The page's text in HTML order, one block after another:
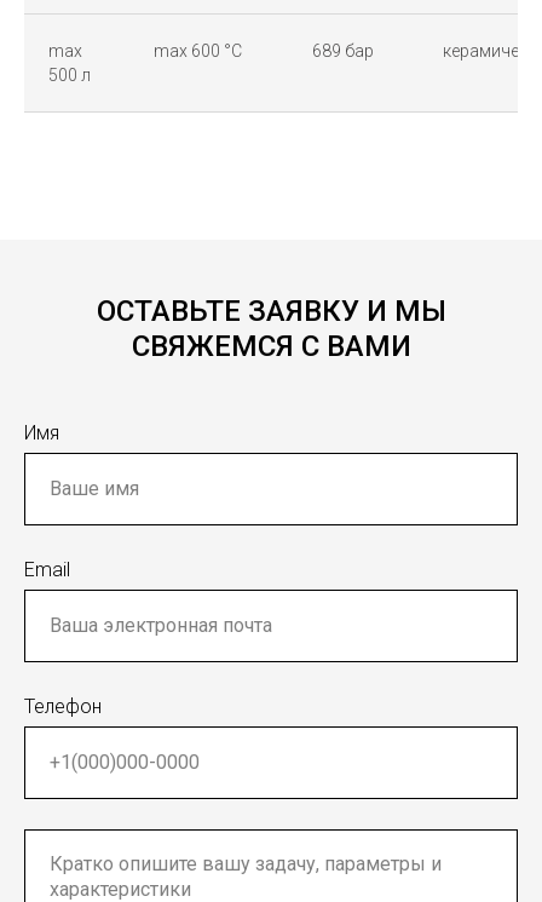
max
500 л
max 600 °C 689 бар
ОСТАВЬТЕ ЗАЯВКУ И МЫ
СВЯЖЕМСЯ С ВАМИ
Имя
Email
Телефон